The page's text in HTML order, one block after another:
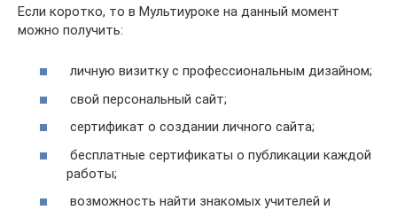
Если коротко, то в Мультиуроке на данный момент
можно получить:
личную визитку с профессиональным дизайном;
свой персональный сайт;
сертификат о создании личного сайта;
бесплатные сертификаты о публикации каждой
работы;
возможность найти знакомых учителей и